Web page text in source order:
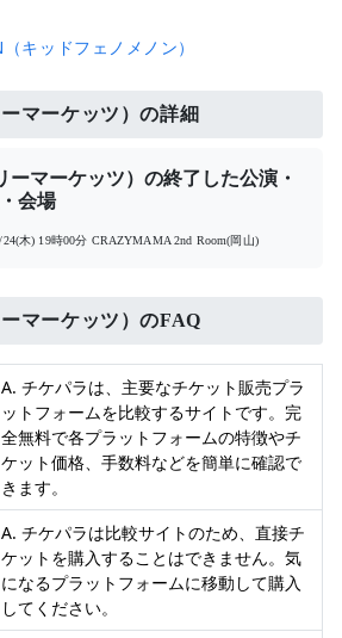
キッドフェノメノン）
マーケッツ）の詳細
マーケッツ）の終了した公演・
会場
24(木) 19時00分 CRAZYMAMA 2nd Room(岡山)
マーケッツ）のFAQ
A. チケパラは、主要なチケット販売プラ
ットフォームを比較するサイトです。完
全無料で各プラットフォームの特徴やチ
ケット価格、手数料などを簡単に確認で
きます。
A. チケパラは比較サイトのため、直接チ
ケットを購入することはできません。気
になるプラットフォームに移動して購入
してください。